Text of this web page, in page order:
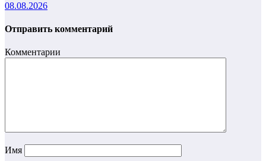
08.08.2026
Отправить комментарий
Комментарии
Имя